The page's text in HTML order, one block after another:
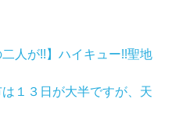
人が!!】ハイキュー!!聖地
１３日が大半ですが、天